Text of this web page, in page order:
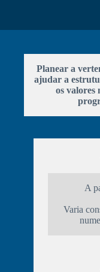
Planear a
ajudar a
os valores
A
Varia